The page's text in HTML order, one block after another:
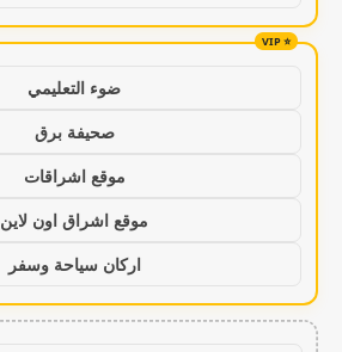
ضوء التعليمي
صحيفة برق
موقع اشراقات
موقع اشراق اون لاين
اركان سياحة وسفر